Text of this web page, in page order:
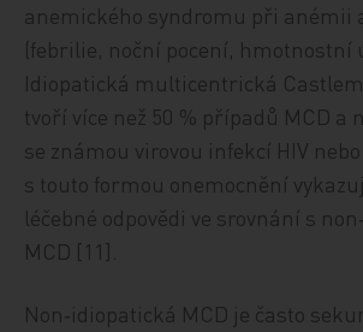
anemického syndromu při anémii
(febrilie, noční pocení, hmotnostní
Idiopatická multicentrická
tvoří více než 50 % případů MCD a
se známou virovou infekcí HIV nebo
s touto formou onemocnění
léčebné odpovědi ve srovnání s
MCD [11].
Non‑idiopatická MCD je často